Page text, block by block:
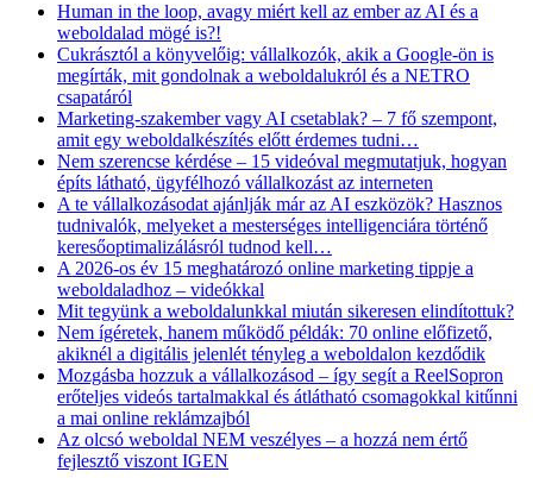
Human in the loop, avagy miért kell az ember az AI és a
weboldalad mögé is?!
Cukrásztól a könyvelőig: vállalkozók, akik a Google-ön is
megírták, mit gondolnak a weboldalukról és a NETRO
csapatáról
Marketing-szakember vagy AI csetablak? – 7 fő szempont,
amit egy weboldalkészítés előtt érdemes tudni…
Nem szerencse kérdése – 15 videóval megmutatjuk, hogyan
építs látható, ügyfélhozó vállalkozást az interneten
A te vállalkozásodat ajánlják már az AI eszközök? Hasznos
tudnivalók, melyeket a mesterséges intelligenciára történő
keresőoptimalizálásról tudnod kell…
A 2026-os év 15 meghatározó online marketing tippje a
weboldaladhoz – videókkal
Mit tegyünk a weboldalunkkal miután sikeresen elindítottuk?
Nem ígéretek, hanem működő példák: 70 online előfizető,
akiknél a digitális jelenlét tényleg a weboldalon kezdődik
Mozgásba hozzuk a vállalkozásod – így segít a ReelSopron
erőteljes videós tartalmakkal és átlátható csomagokkal kitűnni
a mai online reklámzajból
Az olcsó weboldal NEM veszélyes – a hozzá nem értő
fejlesztő viszont IGEN